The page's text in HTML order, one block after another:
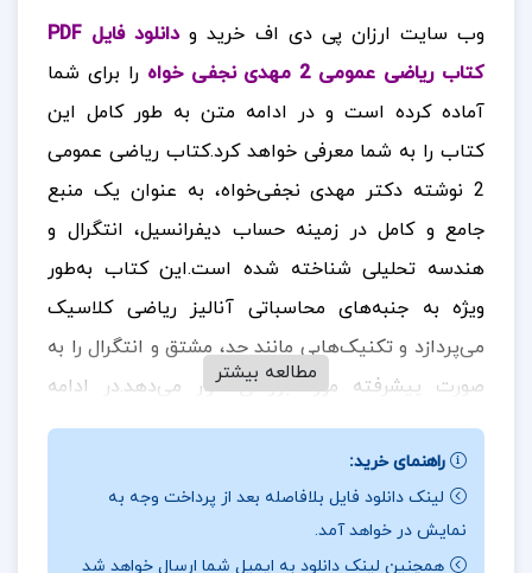
وب سایت ارزان پی دی اف خرید و
دانلود فایل PDF
کتاب ریاضی عمومی 2 مهدی نجفی خواه
را برای شما
آماده کرده است و در ادامه متن به طور کامل این
کتاب را به شما معرفی خواهد کرد.کتاب ریاضی عمومی
2 نوشته دکتر مهدی نجفی‌خواه، به عنوان یک منبع
جامع و کامل در زمینه حساب دیفرانسیل، انتگرال و
هندسه تحلیلی شناخته شده است.این کتاب به‌طور
ویژه به جنبه‌های محاسباتی آنالیز ریاضی کلاسیک
می‌پردازد و تکنیک‌هایی مانند حد، مشتق و انتگرال را به
صورت پیشرفته مورد بررسی قرار می‌دهد. در ادامه
همراهارزان پی دی افباشید.
نقد و بررسی کتاب ریاضی عمومی 2 مهدی نجفی خواه:
مطالعه بیشتر
راهنمای خرید:
لینک دانلود فایل بلافاصله بعد از پرداخت وجه به
نمایش در خواهد آمد.
همچنین لینک دانلود به ایمیل شما ارسال خواهد شد